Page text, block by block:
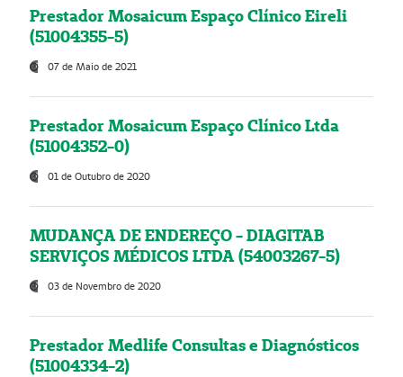
Prestador Mosaicum Espaço Clínico Eireli
(51004355-5)
07 de Maio de 2021
Prestador Mosaicum Espaço Clínico Ltda
(51004352-0)
01 de Outubro de 2020
MUDANÇA DE ENDEREÇO - DIAGITAB
SERVIÇOS MÉDICOS LTDA (54003267-5)
03 de Novembro de 2020
Prestador Medlife Consultas e Diagnósticos
(51004334-2)